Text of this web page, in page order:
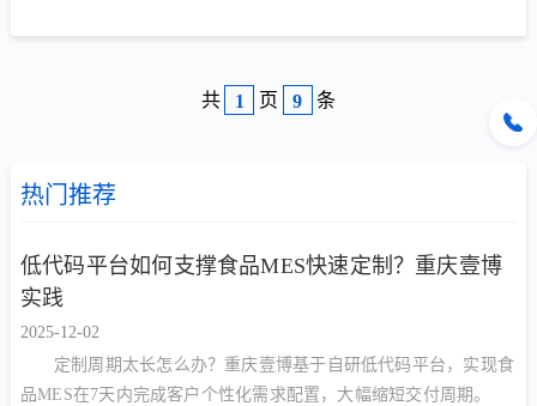
热门推荐
低代码平台如何支撑食品MES快速定制？重庆壹博
实践
2025-12-02
定制周期太长怎么办？重庆壹博基于自研低代码平台，实现食
品MES在7天内完成客户个性化需求配置，大幅缩短交付周期。
共 1 页 9 条